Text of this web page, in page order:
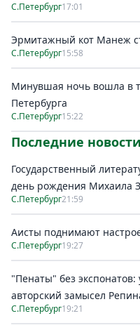
С.Петербург17:01
Эрмитажный кот Манеж
С.Петербург15:58
Минувшая ночь вошла в
Петербурга
С.Петербург15:22
Последние новости
Государственный
день рождения Михаила
С.Петербург21:59
Аисты поднимают
С.Петербург19:27
"Пенаты" без
авторский замысел
С.Петербург19:21